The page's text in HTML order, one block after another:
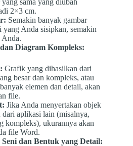
2×3 cm.
Semakin banyak gambar
yang Anda sisipkan, semakin
Anda.
Diagram Kompleks:
Grafik yang dihasilkan dari
besar dan kompleks, atau
elemen dan detail, akan
file.
Jika Anda menyertakan objek
dari aplikasi lain (misalnya,
kompleks), ukurannya akan
file Word.
dan Bentuk yang Detail: